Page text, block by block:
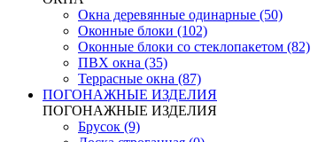
Окна деревянные одинарные (50)
Оконные блоки (102)
Оконные блоки со стеклопакетом (82)
ПВХ окна (35)
Террасные окна (87)
ПОГОНАЖНЫЕ ИЗДЕЛИЯ
ПОГОНАЖНЫЕ ИЗДЕЛИЯ
Брусок (9)